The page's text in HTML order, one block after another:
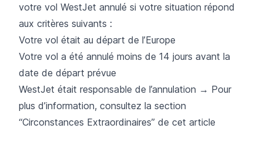
votre vol WestJet annulé si votre situation répond
aux critères suivants :
Votre vol était au départ de l’Europe
Votre vol a été annulé moins de 14 jours avant la
date de départ prévue
WestJet était responsable de l’annulation → Pour
plus d’information, consultez la section
“Circonstances Extraordinaires” de cet article